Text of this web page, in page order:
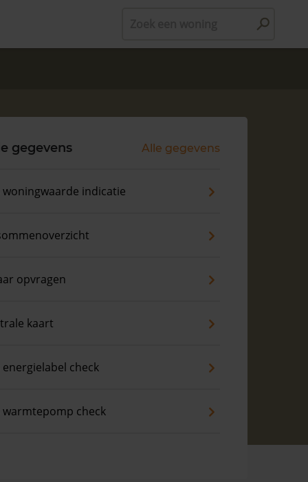
gegevens Alle gegevens
woningwaarde indicatie
opvragen
kaart
check
warmtepomp check